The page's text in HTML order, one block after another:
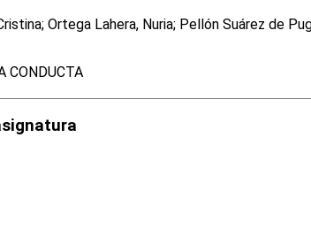
Ortega Lahera, Nuria; Pellón Suárez de
CONDUCTA